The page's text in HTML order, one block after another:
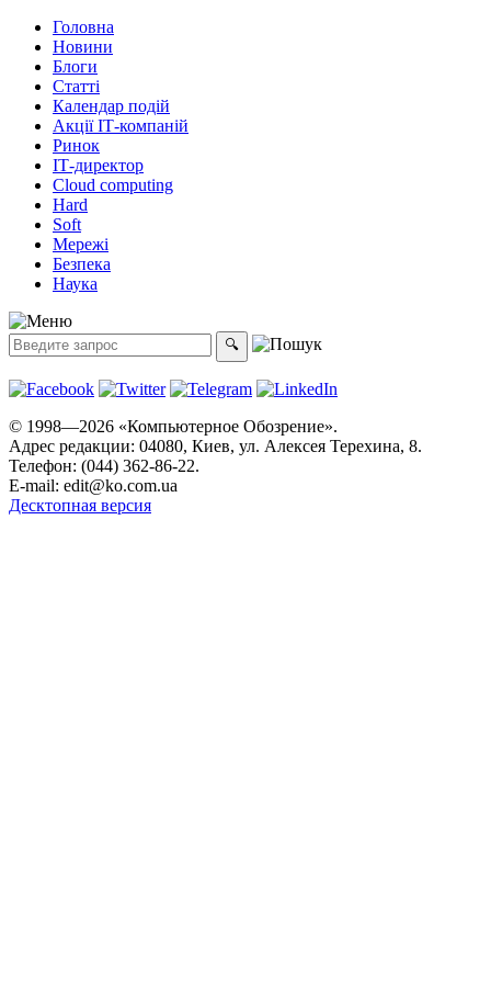
Головна
Новини
Блоги
Статті
Календар подій
Акції ІТ-компаній
Ринок
ІТ-директор
Cloud computing
Hard
Soft
Мережі
Безпека
Наука
© 1998—2026 «Компьютерное Обозрение».
Адрес редакции: 04080, Киев, ул. Алексея Терехина, 8.
Телефон: (044) 362-86-22.
E-mail: edit@ko.com.ua
Десктопная версия